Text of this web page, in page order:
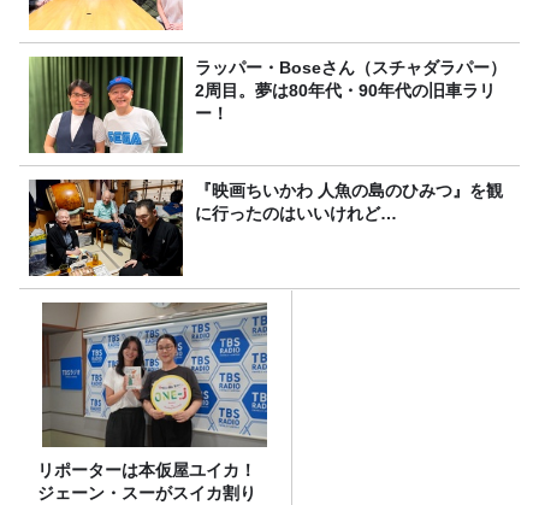
ラッパー・Boseさん（スチャダラパー）
2周目。夢は80年代・90年代の旧車ラリ
ー！
『映画ちいかわ 人魚の島のひみつ』を観
に行ったのはいいけれど…
リポーターは本仮屋ユイカ！
ジェーン・スーがスイカ割り